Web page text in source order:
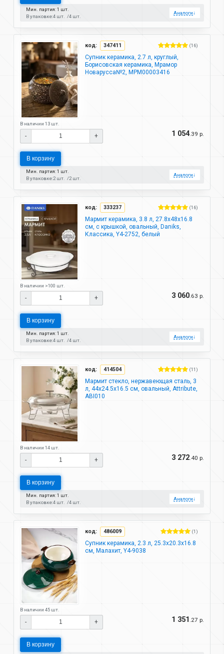
Мин. партия: 1 шт.
В упаковке:4 шт. 4 шт.
Аналоги↓
код: 347411 (16)
Супник керамика, 2.7 л, круглый,
Борисовская керамика, Мрамор
Новарусса№2, МРМ00003416
В наличии 13 шт.
- + 1 054.39 р.
В корзину
Мин. партия: 1 шт.
В упаковке:2 шт. 2 шт.
Аналоги↓
код: 333237 (16)
Мармит керамика, 3.8 л, 27.8х48х16.8
см, с крышкой, овальный, Daniks,
Классика, Y4-2752, белый
В наличии >100 шт.
- + 3 060.63 р.
В корзину
Мин. партия: 1 шт.
В упаковке:4 шт. 4 шт.
Аналоги↓
код: 414504 (11)
Мармит стекло, нержавеющая сталь, 3
л, 44x24.5x16.5 см, овальный, Attribute,
ABI010
В наличии 14 шт.
- + 3 272.40 р.
В корзину
Мин. партия: 1 шт.
В упаковке:4 шт. 4 шт.
Аналоги↓
код: 486009 (1)
Супник керамика, 2.3 л, 25.3х20.3х16.8
см, Малахит, Y4-9038
В наличии 45 шт.
- + 1 351 .27 р.
В корзину